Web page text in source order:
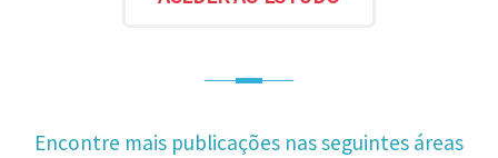
Encontre mais publicações nas seguintes áreas